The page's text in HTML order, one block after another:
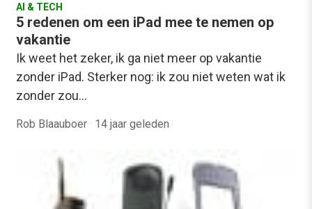
AI & TECH
5 redenen om een iPad mee te nemen op
vakantie
Ik weet het zeker, ik ga niet meer op vakantie
zonder iPad. Sterker nog: ik zou niet weten wat ik
zonder zou…
Rob Blaauboer · 14 jaar geleden